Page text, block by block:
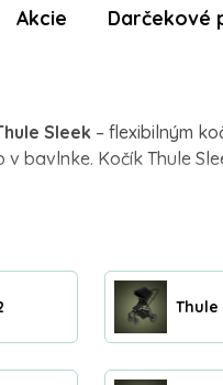
Akcie
Darčekové
Sleek – flexibilným
bavlnke. Kočík Thule
Thule